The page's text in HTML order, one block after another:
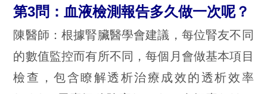
第3問：血液檢測報告多久做一次呢？
陳醫師：根據腎臟醫學會建議，每位腎友不同
的數值監控而有所不同，每個月會做基本項目
檢查，包含瞭解透析治療成效的透析效率